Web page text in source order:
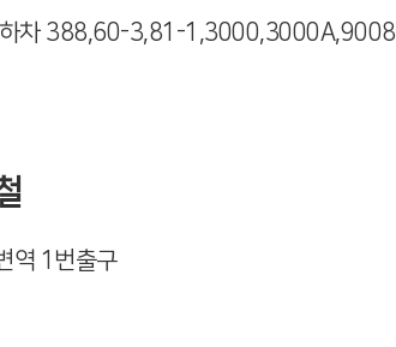
하차 388,60-3,81-1,3000,3000A,9008
역 1번출구